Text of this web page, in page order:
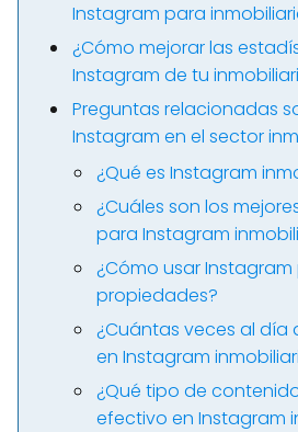
Instagram para
¿Cómo mejorar las
Instagram de tu
Preguntas relacionadas
Instagram en el sector
¿Qué es Instagram
¿Cuáles son los
para Instagram
¿Cómo usar
propiedades?
¿Cuántas veces al día
en Instagram
¿Qué tipo de
efectivo en Instagram